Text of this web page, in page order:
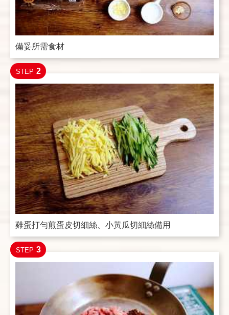
備妥所需食材
STEP 2
雞蛋打勻煎蛋皮切細絲、小黃瓜切細絲備用
STEP 3